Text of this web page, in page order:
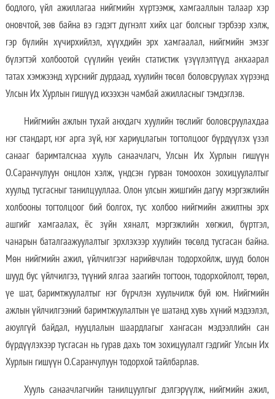
бодлого, үйл ажиллагаа нийгмийн хүртээмж, хамгааллын талаар хэр
оновчтой, зөв байна вэ гэдэгт дүгнэлт хийх цаг болсныг тэрбээр хэлж,
гэр бүлийн хүчирхийлэл, хүүхдийн эрх хамгаалал, нийгмийн эмзэг
бүлэгтэй холбоотой сүүлийн үеийн статистик үзүүлэлтүүд анхаарал
татах хэмжээнд хүрснийг дурдаад, хуулийн төсөл боловсруулах хүрээнд
Улсын Их Хурлын гишүүд ихээхэн чамбай ажилласныг тэмдэглэв.
Нийгмийн ажлын тухай анхдагч хуулийн төслийг боловсруулахдаа
нэг стандарт, нэг арга зүй, нэг хариуцлагын тогтолцоог бүрдүүлэх үзэл
санааг баримталснаа хууль санаачлагч, Улсын Их Хурлын гишүүн
О.Саранчулуун онцлон хэлж, үндсэн гурван томоохон зохицуулалтыг
хуульд тусгасныг танилцууллаа. Олон улсын жишгийн дагуу мэргэжлийн
холбооны тогтолцоог бий болгох, тус холбоо нийгмийн ажилтны эрх
ашгийг хамгаалах, ёс зүйн хяналт, мэргэжлийн хөгжил, бүртгэл,
чанарын баталгаажуулалтыг эрхлэхээр хуулийн төсөлд тусгасан байна.
Мөн нийгмийн ажил, үйлчилгээг нарийвчлан тодорхойлж, шууд болон
шууд бус үйлчилгээ, түүний ялгаа заагийн тогтоон, тодорхойлолт, төрөл,
үе шат, баримтжуулалтыг нэг бүрчлэн хуульчилж буй юм. Нийгмийн
ажлын үйлчилгээний баримтжуулалтын үе шатанд хувь хүний мэдээлэл,
аюулгүй байдал, нууцлалын шаардлагыг хангасан мэдээллийн сан
бүрдүүлэхээр тусгасан нь гурав дахь том зохицуулалт гэдгийг Улсын Их
Хурлын гишүүн О.Саранчулуун тодорхой тайлбарлав.
Хууль санаачлагчийн танилцуулгыг дэлгэрүүлж, нийгмийн ажил,